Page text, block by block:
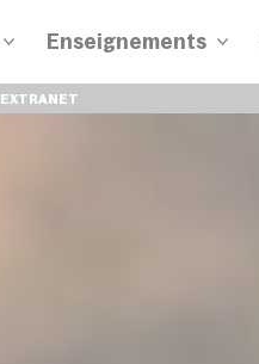
Enseignements
EXTRANET